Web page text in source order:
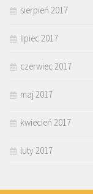
sierpień 2017
lipiec 2017
czerwiec 2017
maj 2017
kwiecień 2017
luty 2017